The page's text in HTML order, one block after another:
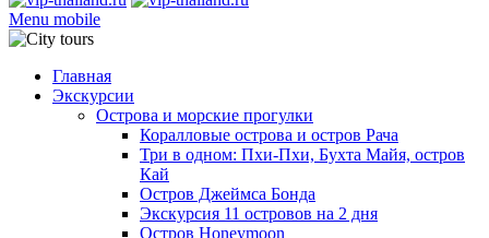
Menu mobile
Главная
Экскурсии
Острова и морские прогулки
Коралловые острова и остров Рача
Три в одном: Пхи-Пхи, Бухта Майя, остров
Кай
Остров Джеймса Бонда
Экскурсия 11 островов на 2 дня
Остров Honeymoon